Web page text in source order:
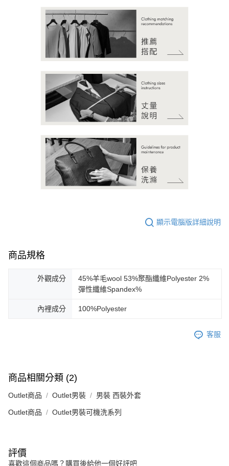
顯示電腦版詳細說明
商品規格
外觀成分
45%羊毛wool 53%聚酯纖維Polyester 2%
彈性纖維Spandex%
內裡成分 100%Polyester
客服
商品相關分類 (2)
Outlet商品 Outlet男裝 男裝 西裝外套
Outlet商品 Outlet男裝可機洗系列
評價
喜歡這個商品嗎？購買後給他一個好評吧